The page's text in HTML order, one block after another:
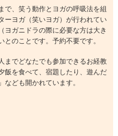
、笑う動作とヨガの呼吸法を組
ーヨガ（笑いヨガ）が行われてい
ヨガニドラの際に必要な方は大き
のことです。予約不要です。
でどなたでも参加できるお経教
飯を食べて、宿題したり、遊んだ
なども開かれています。